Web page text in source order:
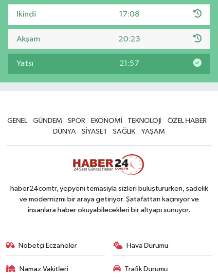
İkindi 17:08
Akşam 20:23
Yatsı 21:57
GENEL GÜNDEM SPOR EKONOMİ TEKNOLOJİ
ÖZEL HABER
DÜNYA
SİYASET SAĞLIK YAŞAM
haber24comtr, yepyeni temasıyla sizleri buluştururken, sadelik
ve modernizmi bir araya getiriyor. Şatafattan kaçınıyor ve
insanlara haber okuyabilecekleri bir altyapı sunuyor.
Nöbetçi Eczaneler Hava Durumu
Namaz Vakitleri Trafik Durumu